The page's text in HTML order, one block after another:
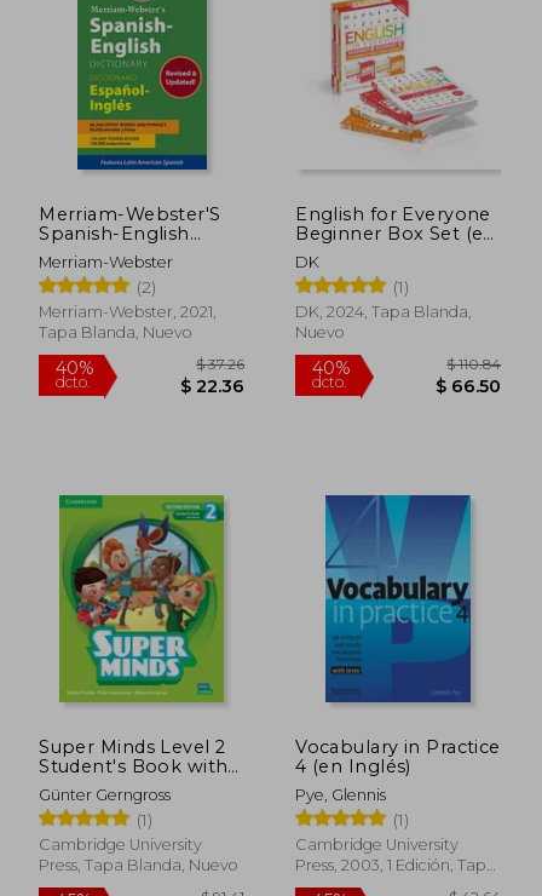
Merriam-Webster'S
Spanish-English
Dictionary
Merriam-Webster
(2)
Merriam-Webster, 2021,
Tapa Blanda, Nuevo
English for Everyone
Beginner Box Set (en
Inglés)
DK
(1)
DK, 2024, Tapa Blanda,
Nuevo
Super Minds Level 2
Student's Book with
eBook British English
[With eBook] (en
Inglés)
Günter Gerngross
(1)
Cambridge University
Press, Tapa Blanda, Nuevo
Vocabulary in Practice
4 (en Inglés)
Pye, Glennis
(1)
Cambridge University
Press, 2003, 1 Edición, Tapa
Blanda, Nuevo